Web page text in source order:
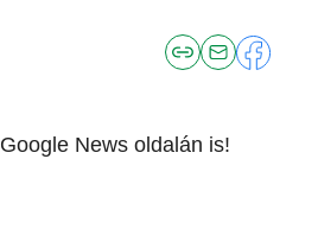
Google News oldalán is!